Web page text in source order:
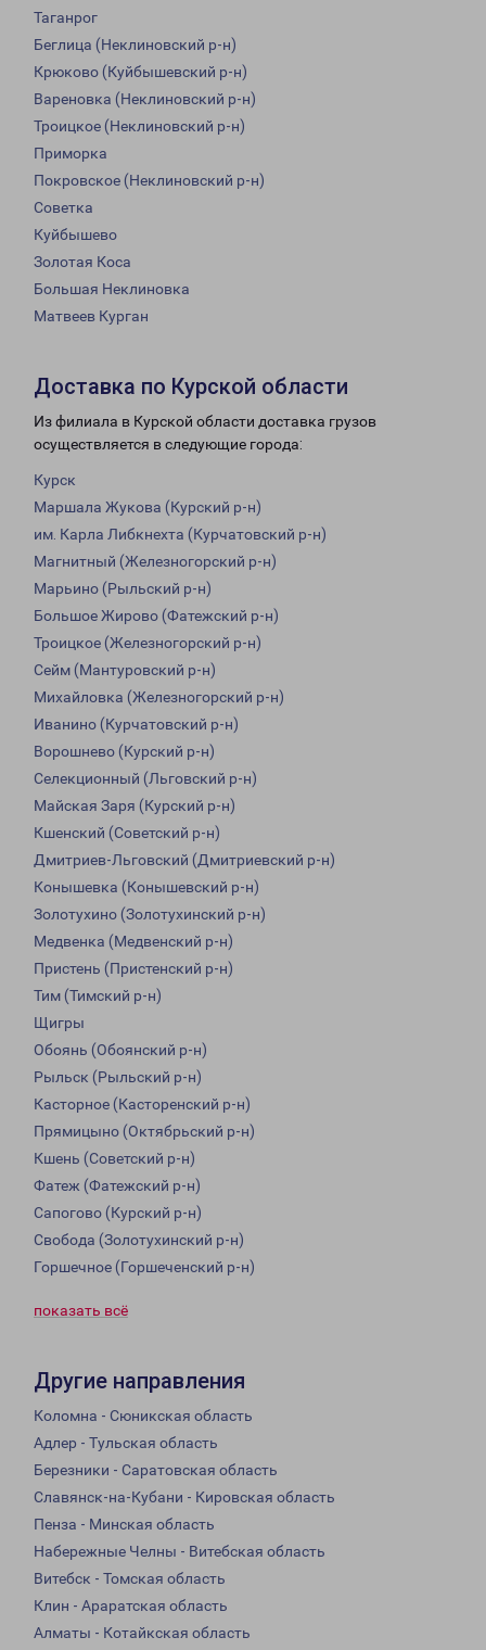
Таганрог
Беглица (Неклиновский р-н)
Крюково (Куйбышевский р-н)
Вареновка (Неклиновский р-н)
Троицкое (Неклиновский р-н)
Приморка
Покровское (Неклиновский р-н)
Советка
Куйбышево
Золотая Коса
Большая Неклиновка
Матвеев Курган
Доставка по Курской области
Из филиала в Курской области доставка грузов
осуществляется в следующие города:
Курск
Маршала Жукова (Курский р-н)
им. Карла Либкнехта (Курчатовский р-н)
Магнитный (Железногорский р-н)
Марьино (Рыльский р-н)
Большое Жирово (Фатежский р-н)
Троицкое (Железногорский р-н)
Сейм (Мантуровский р-н)
Михайловка (Железногорский р-н)
Иванино (Курчатовский р-н)
Ворошнево (Курский р-н)
Селекционный (Льговский р-н)
Майская Заря (Курский р-н)
Кшенский (Советский р-н)
Дмитриев-Льговский (Дмитриевский р-н)
Конышевка (Конышевский р-н)
Золотухино (Золотухинский р-н)
Медвенка (Медвенский р-н)
Пристень (Пристенский р-н)
Тим (Тимский р-н)
Щигры
Обоянь (Обоянский р-н)
Рыльск (Рыльский р-н)
Касторное (Касторенский р-н)
Прямицыно (Октябрьский р-н)
Кшень (Советский р-н)
Фатеж (Фатежский р-н)
Сапогово (Курский р-н)
Свобода (Золотухинский р-н)
Горшечное (Горшеченский р-н)
показать всё
Другие направления
Коломна - Сюникская область
Адлер - Тульская область
Березники - Саратовская область
Славянск-на-Кубани - Кировская область
Пенза - Минская область
Набережные Челны - Витебская область
Витебск - Томская область
Клин - Араратская область
Алматы - Котайкская область